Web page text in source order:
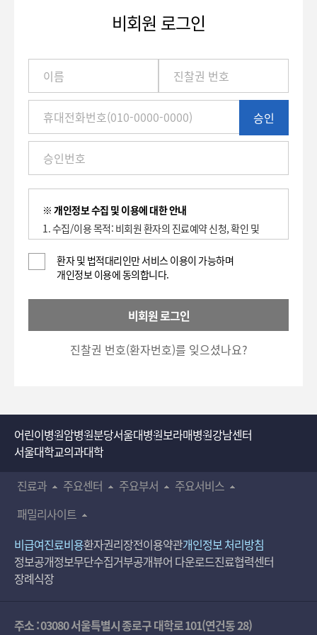
비회원 로그인
/
권
(환
자
/
휴
입
승인
※ 개인정보 수집 및 이용에 대한 안내
1. 수집/이용 목적: 비회원 환자의 진료예약 신청, 확인 및
취소에 대한 이용 기록 보관.
2. 수집하는 항목: 이름, 환자등록번호(진찰권 번호),
휴대전화번호
5700)로 이용하실 수 있습니다.
환자 및 법적대리인만 서비스 이용이 가능하며
개인정보 이용에 동의합니다.
비회원 로그인
진찰권 번호(환자번호)를 잊으셨나요?
어린이병원암병원분당서울대병원보라매병원강남센터
서울대학교의과대학
진료과
주요센터 주요부서
주요서비스
패밀리사이트
비급여진료비용환자권리장전이용약관개인정보 처리방침
정보공개정보무단수집거부공개뷰어 다운로드진료협력센터
장례식장
주소 : 03080 서울특별시 종로구 대학로 101(연건동 28)